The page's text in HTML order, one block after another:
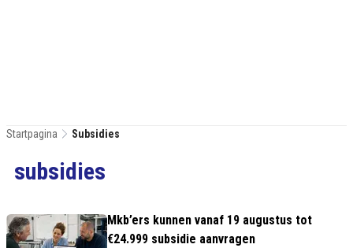
Startpagina Subsidies
subsidies
Mkb’ers kunnen vanaf 19 augustus tot
€24.999 subsidie aanvragen